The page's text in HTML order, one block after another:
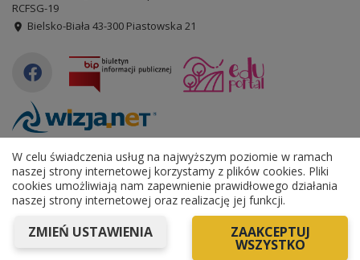
W celu świadczenia usług na najwyższym poziomie w ramach
naszej strony internetowej korzystamy z plików cookies. Pliki
cookies umożliwiają nam zapewnienie prawidłowego działania
naszej strony internetowej oraz realizację jej funkcji.
ZMIEŃ USTAWIENIA ZAAKCEPTUJ
WSZYSTKO
RCFSG-19
Bielsko-Biała 43-300 Piastowska 21
© 2026 WizjaNet Wszystkie prawa zastrzeżone.
Deklaracja dostępności
Tryb wysokiego kontrastu
+
++ +++